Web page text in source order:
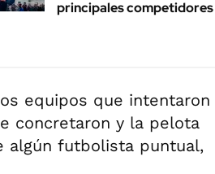
principales competidores
equipos que intentaron
concretaron y la pelota
algún futbolista puntual,